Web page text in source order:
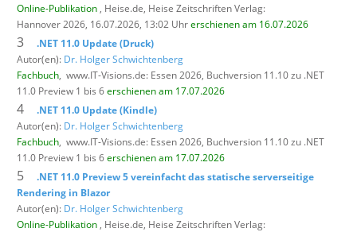
Online-Publikation , Heise.de, Heise Zeitschriften Verlag:
Hannover 2026, 16.07.2026, 13:02 Uhrerschienen am 16.07.2026
3
.NET 11.0 Update (Druck)
Autor(en): Dr. Holger Schwichtenberg
Fachbuch, www.IT-Visions.de: Essen 2026, Buchversion 11.10 zu .NET
11.0 Preview 1 bis 6erschienen am 17.07.2026
4
.NET 11.0 Update (Kindle)
Autor(en): Dr. Holger Schwichtenberg
Fachbuch, www.IT-Visions.de: Essen 2026, Buchversion 11.10 zu .NET
11.0 Preview 1 bis 6erschienen am 17.07.2026
5
.NET 11.0 Preview 5 vereinfacht das statische serverseitige
Rendering in Blazor
Autor(en): Dr. Holger Schwichtenberg
Online-Publikation , Heise.de, Heise Zeitschriften Verlag: